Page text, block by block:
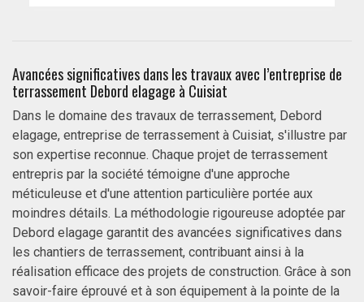
Avancées significatives dans les travaux avec l’entreprise de
terrassement Debord elagage à Cuisiat
Dans le domaine des travaux de terrassement, Debord
elagage, entreprise de terrassement à Cuisiat, s'illustre par
son expertise reconnue. Chaque projet de terrassement
entrepris par la société témoigne d'une approche
méticuleuse et d'une attention particulière portée aux
moindres détails. La méthodologie rigoureuse adoptée par
Debord elagage garantit des avancées significatives dans
les chantiers de terrassement, contribuant ainsi à la
réalisation efficace des projets de construction. Grâce à son
savoir-faire éprouvé et à son équipement à la pointe de la